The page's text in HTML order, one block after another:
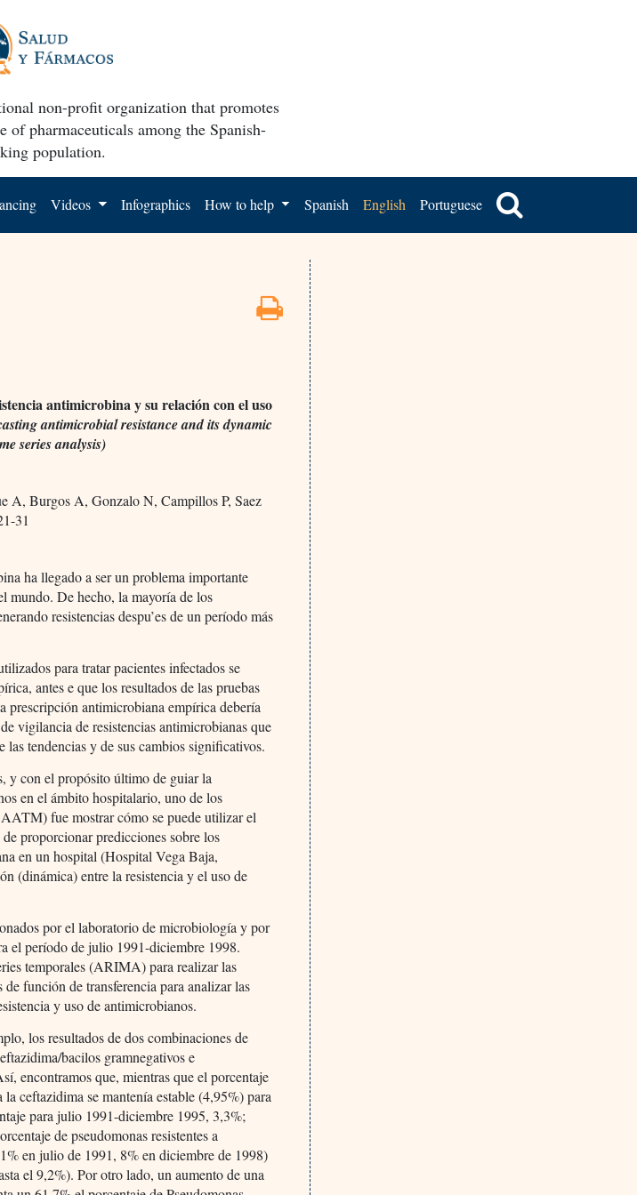
non-profit organization that promotes
of pharmaceuticals among the Spanish-
population.
Videos Infographics How to help Spanish English Portuguese
antimicrobina y su relación con el uso
antimicrobial resistance and its dynamic
series analysis)
A, Burgos A, Gonzalo N, Campillos P, Saez
31
ha llegado a ser un problema importante
mundo. De hecho, la mayoría de los
resistencias despu’es de un período más
para tratar pacientes infectados se
antes e que los resultados de las pruebas
prescripción antimicrobiana empírica debería
vigilancia de resistencias antimicrobianas que
tendencias y de sus cambios significativos.
y con el propósito último de guiar la
en el ámbito hospitalario, uno de los
fue mostrar cómo se puede utilizar el
proporcionar predicciones sobre los
en un hospital (Hospital Vega Baja,
(dinámica) entre la resistencia y el uso de
por el laboratorio de microbiología y por
el período de julio 1991-diciembre 1998.
temporales (ARIMA) para realizar las
función de transferencia para analizar las
y uso de antimicrobianos.
los resultados de dos combinaciones de
bacilos gramnegativos e
encontramos que, mientras que el porcentaje
ceftazidima se mantenía estable (4,95%) para
para julio 1991-diciembre 1995, 3,3%;
de pseudomonas resistentes a
en julio de 1991, 8% en diciembre de 1998)
el 9,2%). Por otro lado, un aumento de una